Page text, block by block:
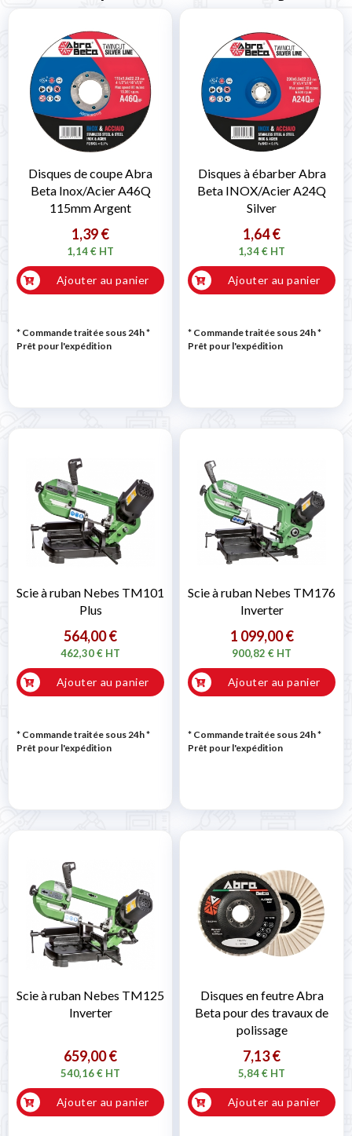
Disques de coupe Abra
Beta Inox/Acier A46Q
115mm Argent
1,39 €
1,14 € HT
Ajouter au panier
* Commande traitée sous 24h*
Prêt pour l'expédition
Disques à ébarber Abra
Beta INOX/Acier A24Q
Silver
1,64 €
1,34 € HT
Ajouter au panier
* Commande traitée sous 24h*
Prêt pour l'expédition
Scie à ruban Nebes TM101
Plus
564,00 €
462,30 € HT
Ajouter au panier
* Commande traitée sous 24h*
Prêt pour l'expédition
Scie à ruban Nebes TM176
Inverter
1 099,00 €
900,82 € HT
Ajouter au panier
* Commande traitée sous 24h*
Prêt pour l'expédition
Scie à ruban Nebes TM125
Inverter
659,00 €
540,16 € HT
Ajouter au panier
Disques en feutre Abra
Beta pour des travaux de
polissage
7,13 €
5,84 € HT
Ajouter au panier